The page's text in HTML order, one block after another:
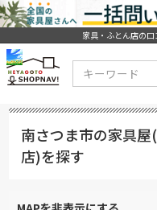
家具・ふとん店の
南さつま市の家具
店)を探す